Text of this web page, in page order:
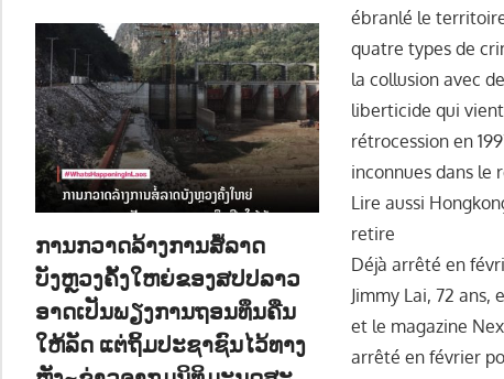
ébranlé le
quatre types de
la collusion avec
liberticide qui
rétrocession en
inconnues dans le
Lire aussi
retire
Déjà arrêté en
Jimmy Lai, 72
et le magazine
arrêté en février
ການກວາດລ້າງການສໍ້ລາດ
ບັງຫຼວງຄັ້ງໃຫຍ່ຂອງສປປລາວ
ອາດເປັນພຽງການຖອນທຶນຄືນ
ໃຫ້ລັດ ແຕ່ຖິ້ມປະຊາຊົນໄວ້ທາງ